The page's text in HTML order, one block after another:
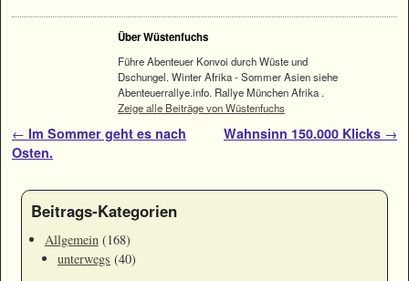
Über Wüstenfuchs
Führe Abenteuer Konvoi durch Wüste und
Dschungel. Winter Afrika - Sommer Asien siehe
Abenteuerrallye.info. Rallye München Afrika .
Zeige alle Beiträge von Wüstenfuchs
Artikelnavigation
← Im Sommer geht es nach
Osten.
Wahnsinn 150.000 Klicks →
Beitrags-Kategorien
Allgemein(168)
unterwegs (40)